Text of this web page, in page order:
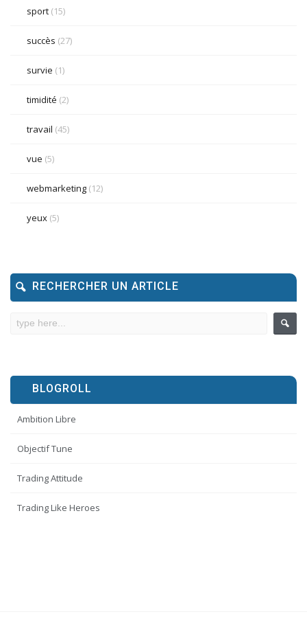
sport (15)
succès (27)
survie (1)
timidité (2)
travail (45)
vue (5)
webmarketing (12)
yeux (5)
RECHERCHER UN ARTICLE
BLOGROLL
Ambition Libre
Objectif Tune
Trading Attitude
Trading Like Heroes